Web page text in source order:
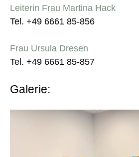
Leiterin Frau Martina Hack
Tel. +49 6661 85-856
Frau Ursula Dresen
Tel. +49 6661 85-857
Galerie: